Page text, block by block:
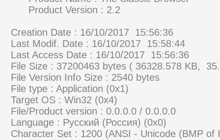
Product Version :
Creation Date : 16/10/2017 15:56:36
Last Modif. Date : 16/10/2017 15:58:44
Last Access Date : 16/10/2017 15:56:36
File Size : 37200463 bytes ( 36328.578 KB,
File Version Info Size : 2540 bytes
File type : Application (0x1)
Target OS : Win32 (0x4)
File/Product version : 0.0.0.0 / 0.0.0.0
Language : Русский (Россия) (0x0)
Character Set : 1200 (ANSI - Unicode (BMP of